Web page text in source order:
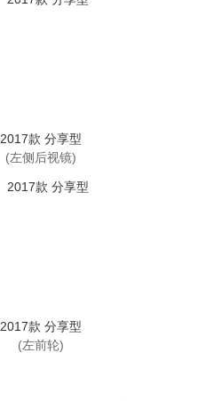
2017款 分享型
(左侧后视镜)
2017款 分享型
(左前轮)